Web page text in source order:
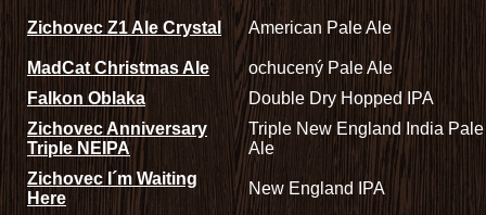
Zichovec Z1 Ale Crystal American Pale Ale
MadCat Christmas Ale
ochucený Pale Ale
Falkon Oblaka
Double Dry Hopped IPA
Zichovec Anniversary
Triple NEIPA
Triple New England India Pale
Ale
Zichovec I´m Waiting
Here
New England IPA